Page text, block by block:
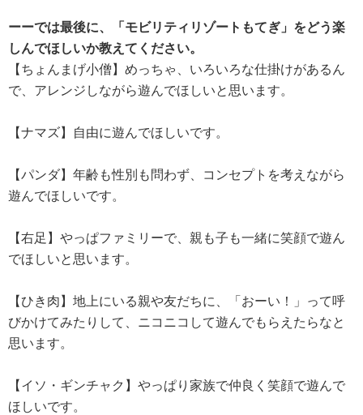
ーーでは最後に、「モビリティリゾートもてぎ」をどう楽
しんでほしいか教えてください。
【ちょんまげ小僧】めっちゃ、いろいろな仕掛けがあるん
で、アレンジしながら遊んでほしいと思います。
【ナマズ】自由に遊んでほしいです。
【パンダ】年齢も性別も問わず、コンセプトを考えながら
遊んでほしいです。
【右足】やっぱファミリーで、親も子も一緒に笑顔で遊ん
でほしいと思います。
【ひき肉】地上にいる親や友だちに、「おーい！」って呼
びかけてみたりして、ニコニコして遊んでもらえたらなと
思います。
【イソ・ギンチャク】やっぱり家族で仲良く笑顔で遊んで
ほしいです。